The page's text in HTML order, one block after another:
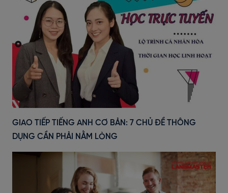
GIAO TIẾP TIẾNG ANH CƠ BẢN: 7 CHỦ ĐỀ THÔNG
DỤNG CẦN PHẢI NẰM LÒNG